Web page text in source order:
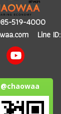
519-4000
Line ID:
@chaowaa